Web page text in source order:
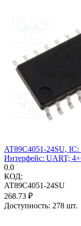
AT89C4051-24SU,
Интерфейс: UART;
0.0
КОД:
AT89C4051-24SU
268.73 ₽
Доступность: 278 шт.